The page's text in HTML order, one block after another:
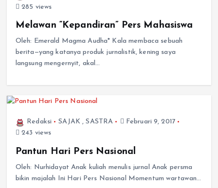
285 views
Melawan “Kepandiran” Pers Mahasiswa
Oleh: Emerald Magma Audha* Kala membaca sebuah
berita—yang katanya produk jurnalistik, kening saya
langsung mengernyit, akal…
Redaksi SAJAK ,SASTRA
Februari 9, 2017
243 views
Pantun Hari Pers Nasional
Oleh: Nurhidayat Anak kuliah menulis jurnal Anak persma
bikin majalah Ini Hari Pers Nasional Momentum wartawan…